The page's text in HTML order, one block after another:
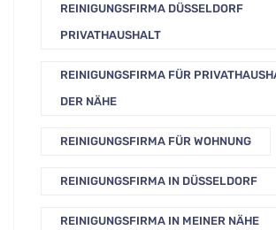
REINIGUNGSFIRMA DÜSSELDORF
PRIVATHAUSHALT
REINIGUNGSFIRMA FÜR
DER NÄHE
REINIGUNGSFIRMA FÜR WOHNUNG
REINIGUNGSFIRMA IN DÜSSELDORF
REINIGUNGSFIRMA IN MEINER NÄHE